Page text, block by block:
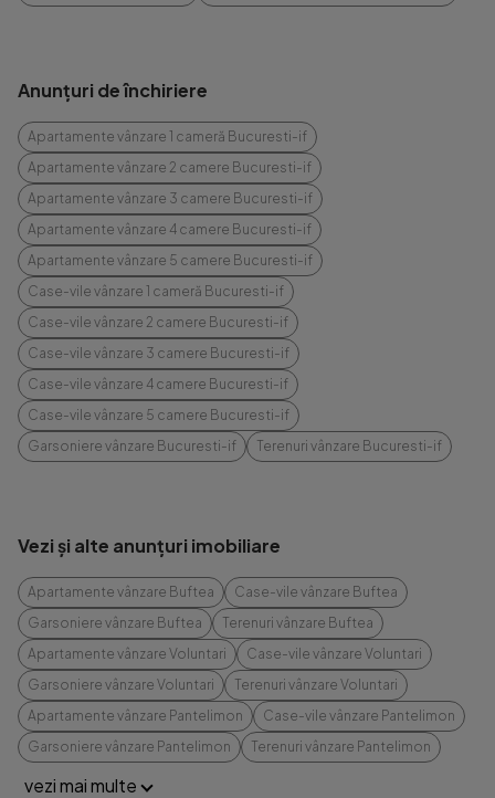
Anunțuri de închiriere
Apartamente vânzare 1 cameră Bucuresti-if
Apartamente vânzare 2 camere Bucuresti-if
Apartamente vânzare 3 camere Bucuresti-if
Apartamente vânzare 4 camere Bucuresti-if
Apartamente vânzare 5 camere Bucuresti-if
Case-vile vânzare 1 cameră Bucuresti-if
Case-vile vânzare 2 camere Bucuresti-if
Case-vile vânzare 3 camere Bucuresti-if
Case-vile vânzare 4 camere Bucuresti-if
Case-vile vânzare 5 camere Bucuresti-if
Garsoniere vânzare Bucuresti-if
Terenuri vânzare Bucuresti-if
Vezi și alte anunțuri imobiliare
Apartamente vânzare Buftea
Case-vile vânzare Buftea
Garsoniere vânzare Buftea
Terenuri vânzare Buftea
Apartamente vânzare Voluntari
Case-vile vânzare Voluntari
Garsoniere vânzare Voluntari
Terenuri vânzare Voluntari
Apartamente vânzare Pantelimon
Case-vile vânzare Pantelimon
Garsoniere vânzare Pantelimon
Terenuri vânzare Pantelimon
vezi mai multe